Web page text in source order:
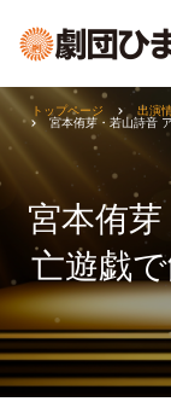
宮本侑
亡遊戯
トップページ
出演
宮本侑芽・若山詩音